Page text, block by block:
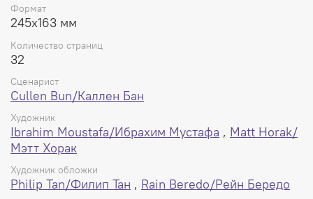
Формат
245x163 мм
Количество страниц
32
Сценарист
Cullen Bun/Каллен Бан
Художник
Ibrahim Moustafa/Ибрахим Мустафа , Matt Horak/
Мэтт Хорак
Художник обложки
Philip Tan/Филип Тан , Rain Beredo/Рейн Бередо